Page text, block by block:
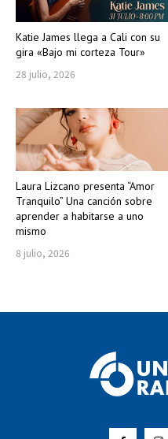
Katie James llega a Cali con su
gira «Bajo mi corteza Tour»
28 julio, 2026
Laura Lizcano presenta “Amor
Tranquilo” Una canción sobre
aprender a habitarse a uno
mismo
8 julio, 2026